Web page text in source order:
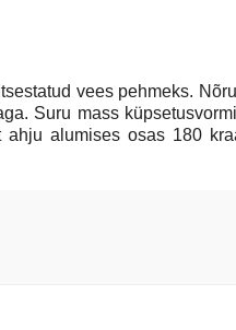
vees pehmeks.
Suru mass
alumises osas 180